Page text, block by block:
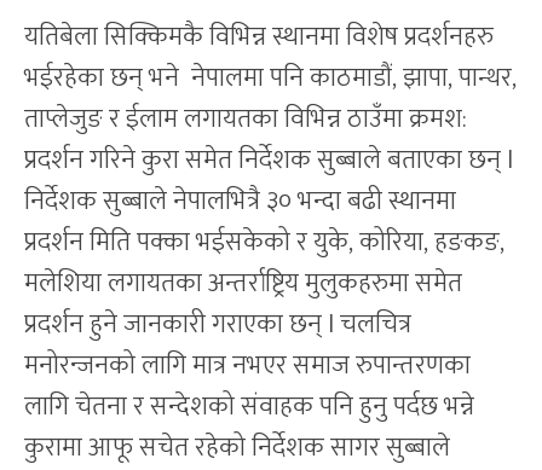
यतिबेला सिक्किमकै विभिन्न स्थानमा विशेष प्रदर्शनहरु
भईरहेका छन् भने नेपालमा पनि काठमाडौं, झापा, पान्थर,
ताप्लेजुङ र ईलाम लगायतका विभिन्न ठाउँमा क्रमश:
प्रदर्शन गरिने कुरा समेत निर्देशक सुब्बाले बताएका छन् l
निर्देशक सुब्बाले नेपालभित्रै ३० भन्दा बढी स्थानमा
प्रदर्शन मिति पक्का भईसकेको र युके, कोरिया, हङकङ,
मलेशिया लगायतका अन्तर्राष्ट्रिय मुलुकहरुमा समेत
प्रदर्शन हुने जानकारी गराएका छन् l चलचित्र
मनोरन्जनको लागि मात्र नभएर समाज रुपान्तरणका
लागि चेतना र सन्देशको संवाहक पनि हुनु पर्दछ भन्ने
कुरामा आफू सचेत रहेको निर्देशक सागर सुब्बाले